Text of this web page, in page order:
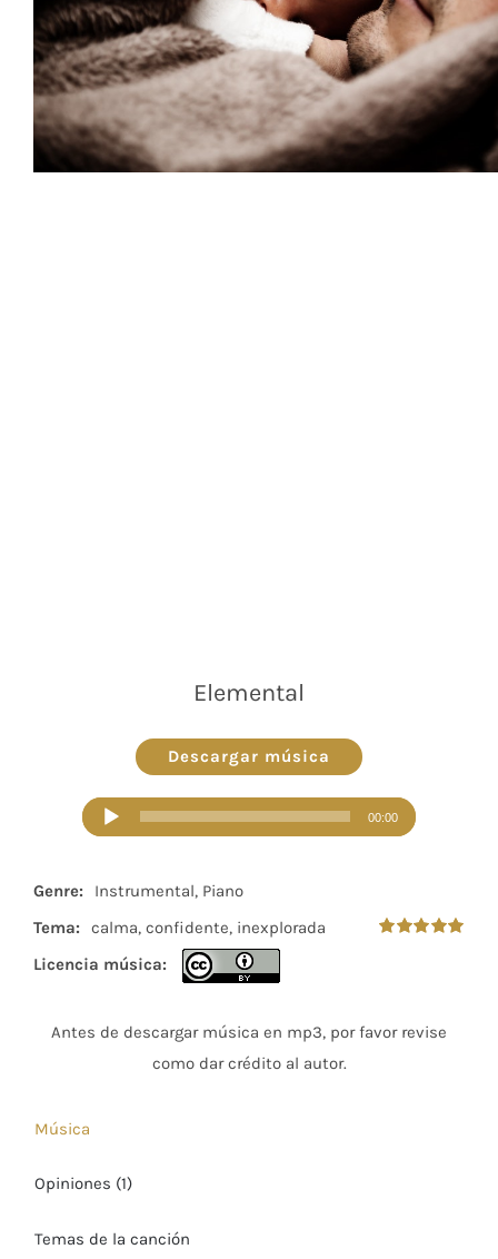
Elemental
Descargar música
Reproductor
de
00:00
Genre:
Instrumental, Piano
Tema:
calma, confidente, inexplorada
Licencia música:
Antes de descargar música en mp3, por favor revise
como dar crédito al autor.
Música
Opiniones (1)
Temas de la canción